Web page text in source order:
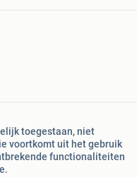
toegestaan, niet
voortkomt uit het gebruik
functionaliteiten